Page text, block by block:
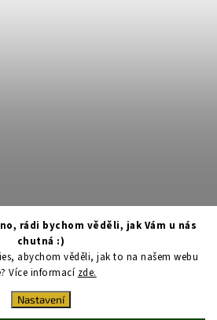
rádi bychom věděli, jak Vám u nás
chutná :)
abychom věděli, jak to na našem webu
Více informací zde.
Nastavení
RUSTI. Všechna práva vyhrazena.